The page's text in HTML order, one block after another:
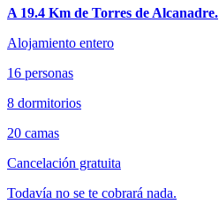
A 19.4 Km de Torres de Alcanadre.
Alojamiento entero
16 personas
8 dormitorios
20 camas
Cancelación gratuita
Todavía no se te cobrará nada.